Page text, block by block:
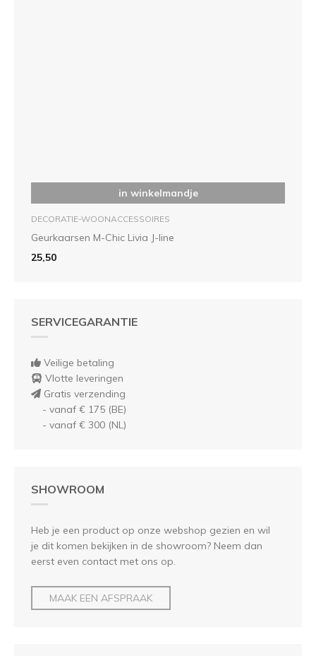
in winkelmandje
DECORATIE-WOONACCESSOIRES
Geurkaarsen M-Chic Livia J-line
25,50
SERVICEGARANTIE
Veilige betaling
Vlotte leveringen
Gratis verzending
- vanaf € 175 (BE)
- vanaf € 300 (NL)
SHOWROOM
Heb je een product op onze webshop gezien en wil
je dit komen bekijken in de showroom? Neem dan
eerst even contact met ons op.
MAAK EEN AFSPRAAK